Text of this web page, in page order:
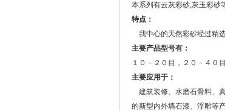
本系列有云灰彩砂,灰玉彩砂
特点：
我中心的天然彩砂经过精
主要产品型号有：
１０－２０目，２０－４０
主要应用于：
建筑装修、水磨石骨料、
的新型内外墙石漆、浮雕等